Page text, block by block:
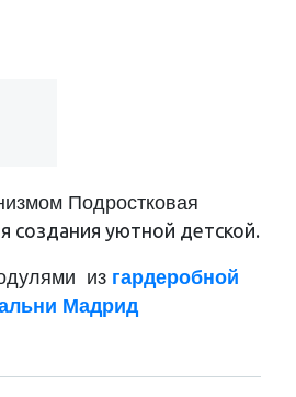
Подростковая
создания уютной детской.
из гардеробной
Мадрид